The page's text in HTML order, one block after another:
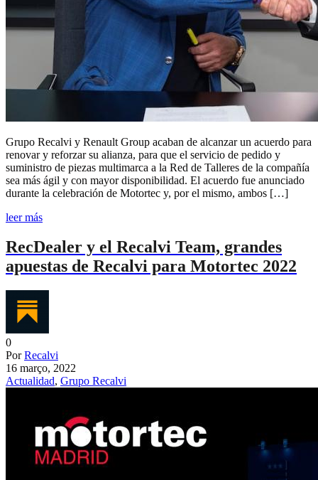
Grupo Recalvi y Renault Group acaban de alcanzar un acuerdo para
renovar y reforzar su alianza, para que el servicio de pedido y
suministro de piezas multimarca a la Red de Talleres de la compañía
sea más ágil y con mayor disponibilidad. El acuerdo fue anunciado
durante la celebración de Motortec y, por el mismo, ambos […]
leer más
RecDealer y el Recalvi Team, grandes
apuestas de Recalvi para Motortec 2022
0
PorRecalvi
16 março, 2022
Actualidad, Grupo Recalvi